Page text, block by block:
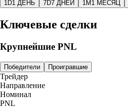
1D1 ДЕНЬ 7D7 ДНЕЙ 1M 1 МЕСЯЦ
Ключевые сделки
Крупнейшие PNL
Победители Проигравшие
Трейдер
Направление
Номинал
PNL